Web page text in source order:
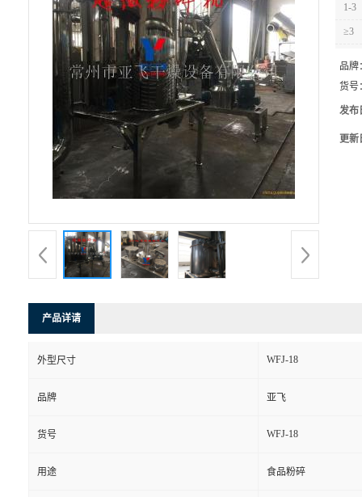
1-3
≥3
品牌
货号
发布
更新
产品详请
外型尺寸 WFJ-18
品牌 亚飞
货号 WFJ-18
用途 食品粉碎